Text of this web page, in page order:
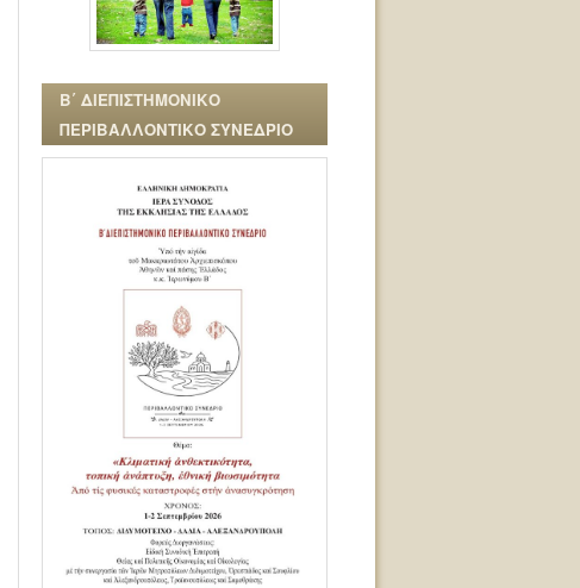
Β΄ ΔΙΕΠΙΣΤΗΜΟΝΙΚΟ
ΠΕΡΙΒΑΛΛΟΝΤΙΚΟ ΣΥΝΕΔΡΙΟ